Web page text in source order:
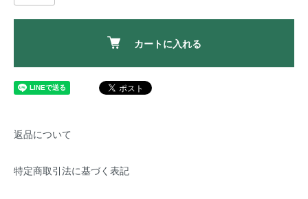
カートに入れる
返品について
特定商取引法に基づく表記